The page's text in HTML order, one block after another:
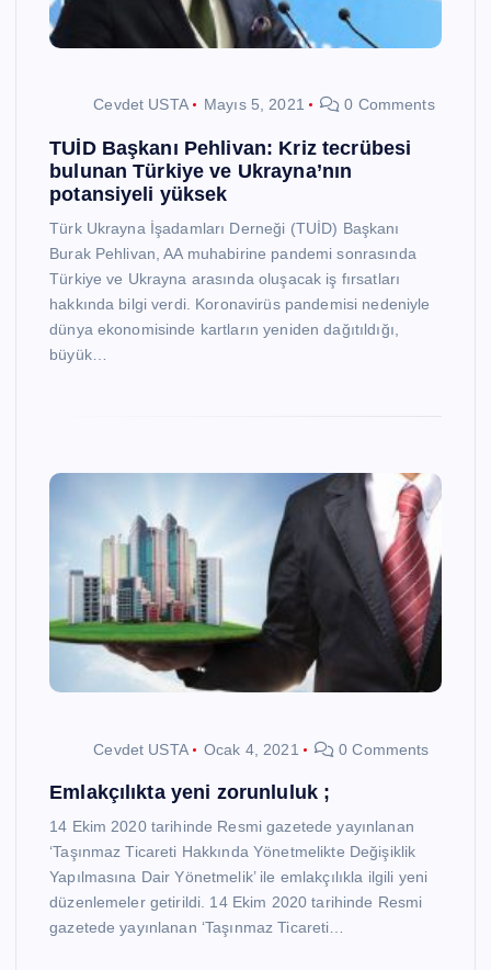
Cevdet USTA Mayıs 5, 2021 0 Comments
TUİD Başkanı Pehlivan: Kriz tecrübesi
bulunan Türkiye ve Ukrayna’nın
potansiyeli yüksek
Türk Ukrayna İşadamları Derneği (TUİD) Başkanı
Burak Pehlivan, AA muhabirine pandemi sonrasında
Türkiye ve Ukrayna arasında oluşacak iş fırsatları
hakkında bilgi verdi. Koronavirüs pandemisi nedeniyle
dünya ekonomisinde kartların yeniden dağıtıldığı,
büyük…
Cevdet USTA Ocak 4, 2021 0 Comments
Emlakçılıkta yeni zorunluluk ;
14 Ekim 2020 tarihinde Resmi gazetede yayınlanan
‘Taşınmaz Ticareti Hakkında Yönetmelikte Değişiklik
Yapılmasına Dair Yönetmelik’ ile emlakçılıkla ilgili yeni
düzenlemeler getirildi. 14 Ekim 2020 tarihinde Resmi
gazetede yayınlanan ‘Taşınmaz Ticareti…